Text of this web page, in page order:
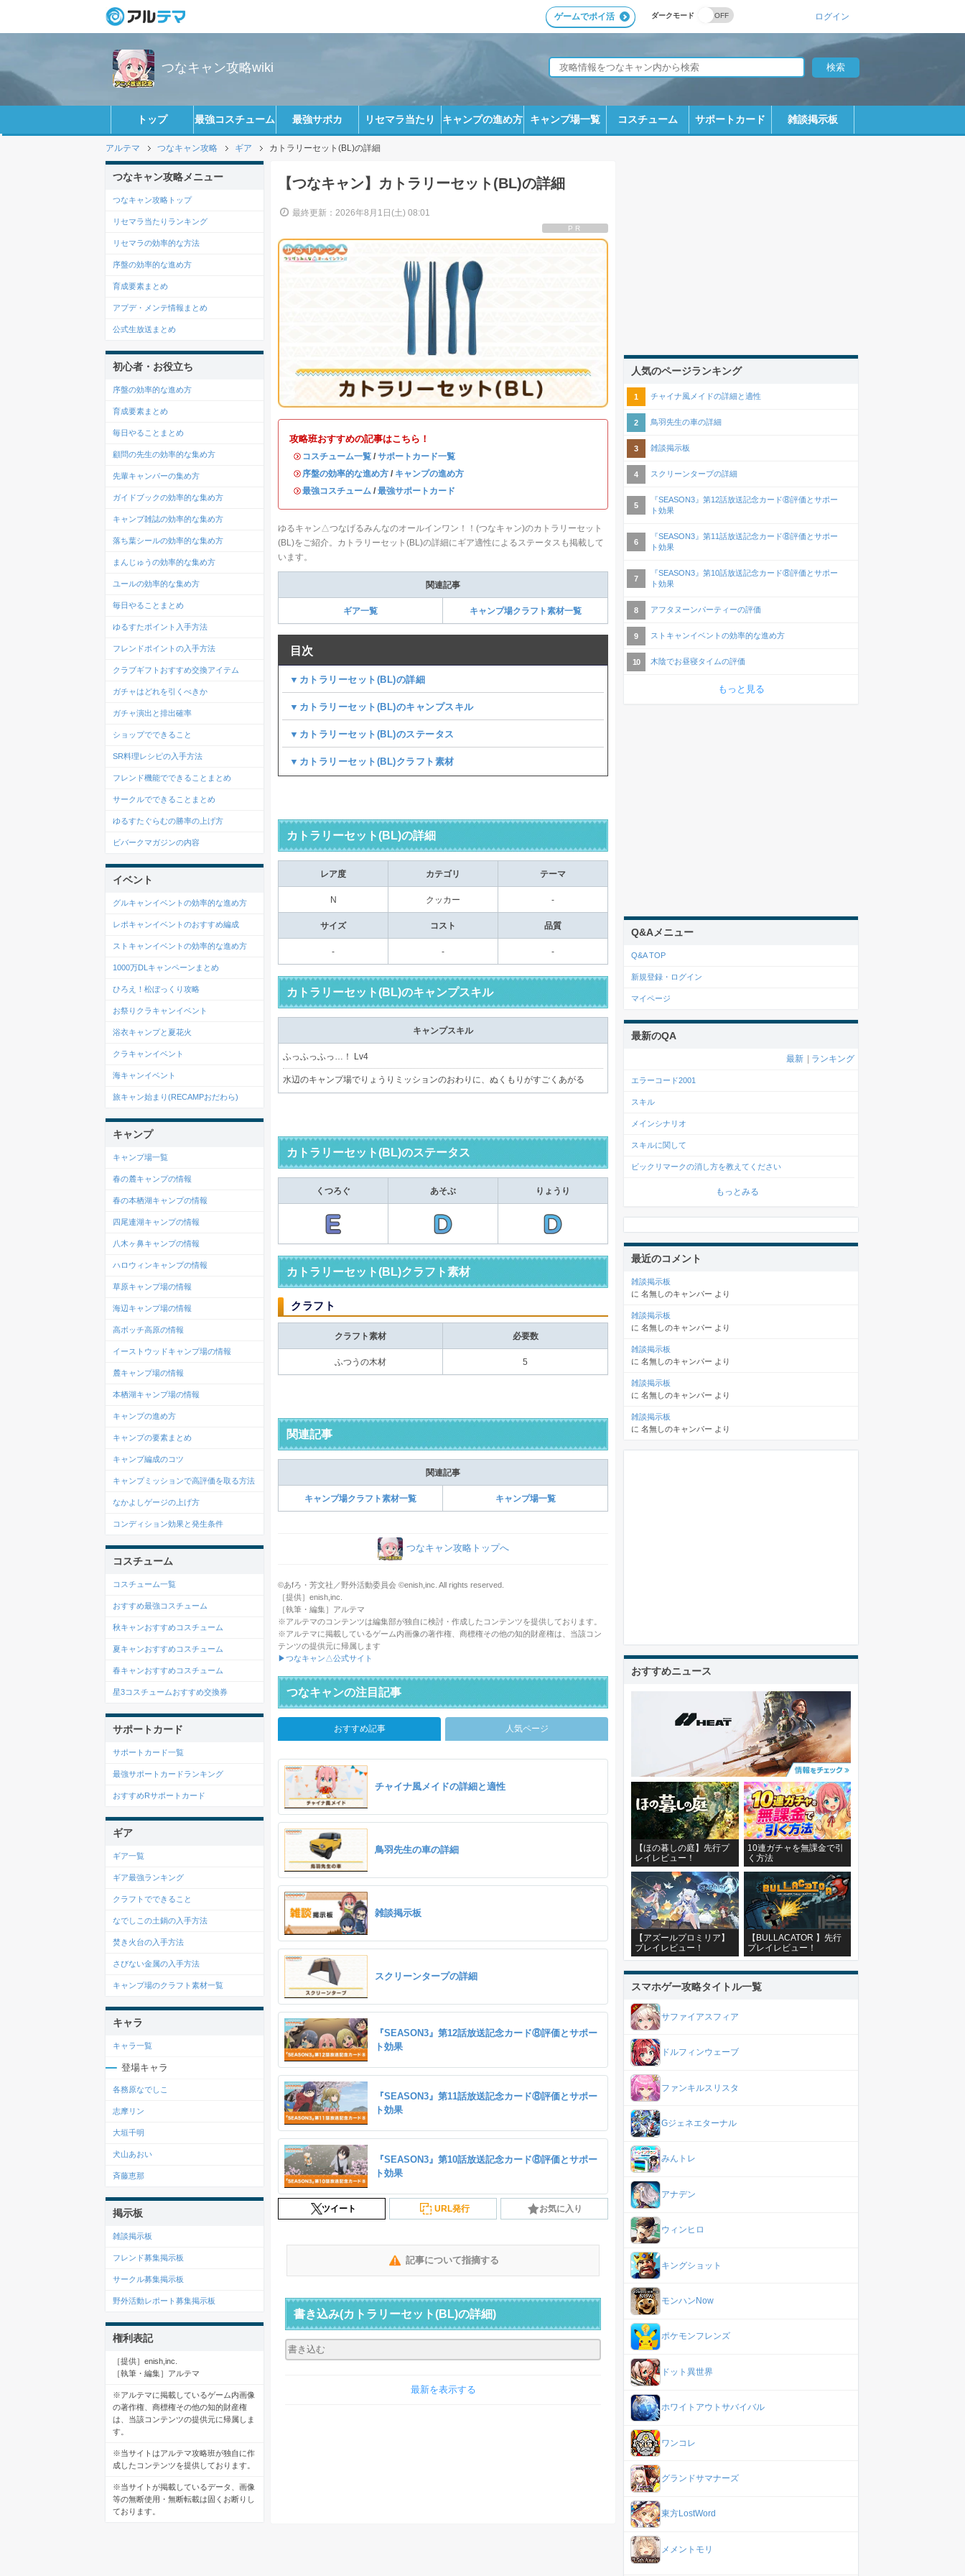
ダークモード
ゲームでポイ活 ログイン
つなキャン攻略wiki
トップ 最強コスチューム 最強サポカ リセマラ当たり キャンプの進め方 キャンプ場一覧 コスチューム サポートカード 雑談掲示板
アルテマ つなキャン攻略 ギア カトラリーセット(BL)の詳細
【つなキャン】カトラリーセット(BL)の詳細
最終更新：2026年8月1日(土) 08:01
PR
攻略班おすすめの記事はこちら！
・ コスチューム一覧 / サポートカード一覧
・ 序盤の効率的な進め方 / キャンプの進め方
・最強コスチューム / 最強サポートカード
ゆるキャン△つなげるみんなのオールインワン！！(つなキャン)のカトラリーセット
(BL)をご紹介。カトラリーセット(BL)の詳細にギア適性によるステータスも掲載して
います。
関連記事
ギア一覧 キャンプ場クラフト素材一覧
目次
▼カトラリーセット(BL)の詳細
▼カトラリーセット(BL)のキャンプスキル
▼カトラリーセット(BL)のステータス
▼カトラリーセット(BL)クラフト素材
カトラリーセット(BL)の詳細
レア度 カテゴリ テーマ
N クッカー -
サイズ コスト 品質
- - -
カトラリーセット(BL)のキャンプスキル
キャンプスキル
ふっふっふっ…！ Lv4
水辺のキャンプ場でりょうりミッションのおわりに、ぬくもりがすごくあがる
カトラリーセット(BL)のステータス
くつろぐ あそぶ りょうり
カトラリーセット(BL)クラフト素材
クラフト
クラフト素材 必要数
ふつうの木材 5
関連記事
関連記事
キャンプ場クラフト素材一覧 キャンプ場一覧
つなキャン攻略トップへ
©あfろ・芳文社／野外活動委員会 ©enish,inc. All rights reserved.
［提供］enish,inc.
［執筆・編集］アルテマ
※アルテマのコンテンツは編集部が独自に検討・作成したコンテンツを提供しております。
※アルテマに掲載しているゲーム内画像の著作権、商標権その他の知的財産権は、当該コン
テンツの提供元に帰属します
▶つなキャン△公式サイト
つなキャンの注目記事
おすすめ記事 人気ページ
チャイナ風メイドの詳細と適性
鳥羽先生の車の詳細
雑談掲示板
スクリーンタープの詳細
『SEASON3』第12話放送記念カード⑧評価とサポー
ト効果
『SEASON3』第11話放送記念カード⑧評価とサポー
ト効果
『SEASON3』第10話放送記念カード⑧評価とサポー
ト効果
ツイート URL発行 お気に入り
記事について指摘する
書き込み(カトラリーセット(BL)の詳細)
最新を表示する
つなキャン攻略メニュー
つなキャン攻略トップ
リセマラ当たりランキング
リセマラの効率的な方法
序盤の効率的な進め方
育成要素まとめ
アプデ・メンテ情報まとめ
公式生放送まとめ
初心者・お役立ち
序盤の効率的な進め方
育成要素まとめ
毎日やることまとめ
顧問の先生の効率的な集め方
先輩キャンパーの集め方
ガイドブックの効率的な集め方
キャンプ雑誌の効率的な集め方
落ち葉シールの効率的な集め方
まんじゅうの効率的な集め方
ユールの効率的な集め方
毎日やることまとめ
ゆるすたポイント入手方法
フレンドポイントの入手方法
クラブギフトおすすめ交換アイテム
ガチャはどれを引くべきか
ガチャ演出と排出確率
ショップでできること
SR料理レシピの入手方法
フレンド機能でできることまとめ
サークルでできることまとめ
ゆるすたぐらむの勝率の上げ方
ビバークマガジンの内容
イベント
グルキャンイベントの効率的な進め方
レポキャンイベントのおすすめ編成
ストキャンイベントの効率的な進め方
1000万DLキャンペーンまとめ
ひろえ！松ぼっくり攻略
お祭りクラキャンイベント
浴衣キャンプと夏花火
クラキャンイベント
海キャンイベント
旅キャン始まり(RECAMPおだわら)
キャンプ
キャンプ場一覧
春の麓キャンプの情報
春の本栖湖キャンプの情報
四尾連湖キャンプの情報
八木ヶ鼻キャンプの情報
ハロウィンキャンプの情報
草原キャンプ場の情報
海辺キャンプ場の情報
高ボッチ高原の情報
イーストウッドキャンプ場の情報
麓キャンプ場の情報
本栖湖キャンプ場の情報
キャンプの進め方
キャンプの要素まとめ
キャンプ編成のコツ
キャンプミッションで高評価を取る方法
なかよしゲージの上げ方
コンディション効果と発生条件
コスチューム
コスチューム一覧
おすすめ最強コスチューム
秋キャンおすすめコスチューム
夏キャンおすすめコスチューム
春キャンおすすめコスチューム
星3コスチュームおすすめ交換券
サポートカード
サポートカード一覧
最強サポートカードランキング
おすすめRサポートカード
ギア
ギア一覧
ギア最強ランキング
クラフトでできること
なでしこの土鍋の入手方法
焚き火台の入手方法
さびない金属の入手方法
キャンプ場のクラフト素材一覧
キャラ
キャラ一覧
登場キャラ
各務原なでしこ
志摩リン
大垣千明
犬山あおい
斉藤恵那
掲示板
雑談掲示板
フレンド募集掲示板
サークル募集掲示板
野外活動レポート募集掲示板
権利表記
［提供］enish,inc.
［執筆・編集］アルテマ
※アルテマに掲載しているゲーム内画像
の著作権、商標権その他の知的財産権
は、当該コンテンツの提供元に帰属しま
す。
※当サイトはアルテマ攻略班が独自に作
成したコンテンツを提供しております。
※当サイトが掲載しているデータ、画像
等の無断使用・無断転載は固くお断りし
ております。
人気のページランキング
チャイナ風メイドの詳細と適性
鳥羽先生の車の詳細
雑談掲示板
スクリーンタープの詳細
『SEASON3』第12話放送記念カード⑧評価とサポー
ト効果
『SEASON3』第11話放送記念カード⑧評価とサポー
ト効果
『SEASON3』第10話放送記念カード⑧評価とサポー
ト効果
アフタヌーンパーティーの評価
ストキャンイベントの効率的な進め方
木陰でお昼寝タイムの評価
もっと見る
Q&Aメニュー
Q&A TOP
新規登録・ログイン
マイページ
最新のQA
最新 ランキング
エラーコード2001
スキル
メインシナリオ
スキルに関して
ビックリマークの消し方を教えてください
もっとみる
最近のコメント
雑談掲示板
に 名無しのキャンパー より
雑談掲示板
に 名無しのキャンパー より
雑談掲示板
に 名無しのキャンパー より
雑談掲示板
に 名無しのキャンパー より
雑談掲示板
に 名無しのキャンパー より
おすすめニュース
【ほの暮しの庭】先行プ
レイレビュー！
10連ガチャを無課金で引
く方法
【アズールプロミリア】
プレイレビュー！
【BULLACATOR 】先行
プレイレビュー！
スマホゲー攻略タイトル一覧
サファイアスフィア
ドルフィンウェーブ
ファンキルスリスタ
Gジェネエターナル
みんトレ
アナデン
ウィンヒロ
キングショット
モンハンNow
ポケモンフレンズ
ドット異世界
ホワイトアウトサバイバル
ワンコレ
グランドサマナーズ
東方LostWord
メメントモリ